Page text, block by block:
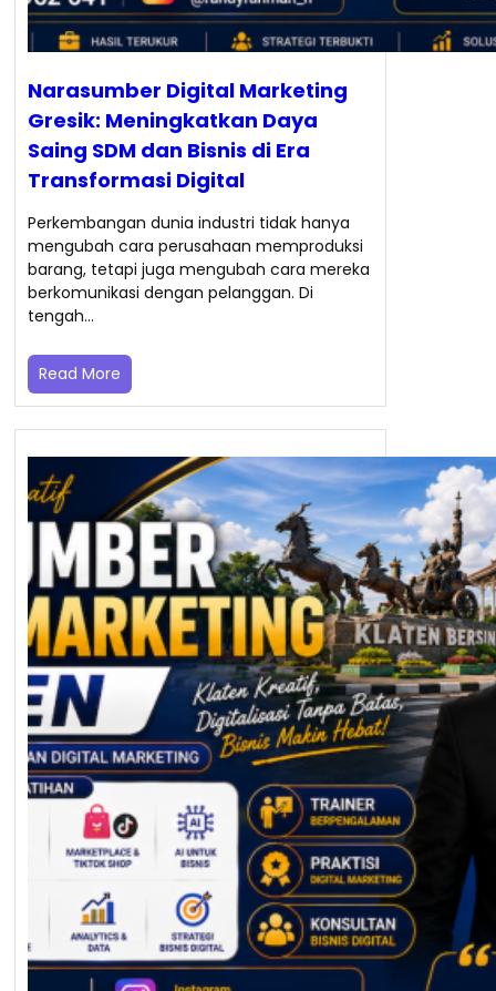
Narasumber Digital Marketing
Gresik: Meningkatkan Daya
Saing SDM dan Bisnis di Era
Transformasi Digital
Perkembangan dunia industri tidak hanya
mengubah cara perusahaan memproduksi
barang, tetapi juga mengubah cara mereka
berkomunikasi dengan pelanggan. Di
tengah…
Read More